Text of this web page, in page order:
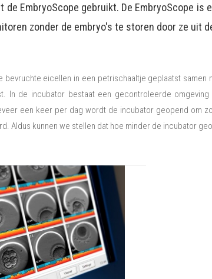
de EmbryoScope gebruikt. De EmbryoScope
zonder de embryo's te storen door ze uit
bevruchte eicellen in een petrischaaltje geplaatst
In de incubator bestaat een gecontroleerde
een keer per dag wordt de incubator geopend om
Aldus kunnen we stellen dat hoe minder de incubator